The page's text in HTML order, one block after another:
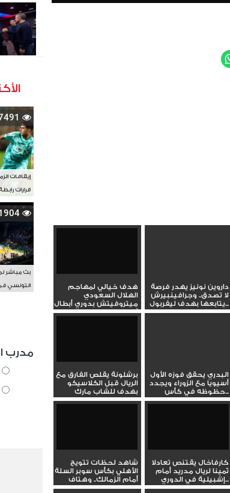
WhatsApp
داروين نونيز يهدر فرصة
لا تصدق.. وجرافينبيرش
يتابعها بهدف ليفربول...
هدف خيالي لمهاجم
الهلال السعودي
ميتروفيتش بدوري أبطال
آسيا
البدري يحقق فوزه الأول
أسيويا مع الزوراء ويجدد
حظوظه في كأس...
برشلونة يقلص الفارق مع
الريال قبل الكلاسيكو
بهدف للشاب مارك
جويو...
كارفاخال يقتنص تعادلا
ثمينا لريال مدريد أمام
إشبيلية في الدوري...
شاهد لحظات تتويج
الأهلي بكأس سوبر السلة
أمام الزمالك.. وهتاف
خاص...
إيقافات
قرارات
بث مباشر
التونسي
مدرب